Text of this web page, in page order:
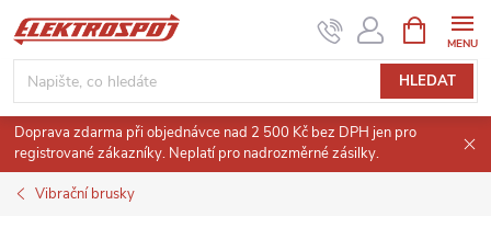
Přejít
na
obsah
HLEDAT
NÁKUPNÍ
KOŠÍK
Doprava zdarma při objednávce nad 2 500 Kč bez DPH jen pro
registrované zákazníky. Neplatí pro nadrozměrné zásilky.
Vibrační brusky